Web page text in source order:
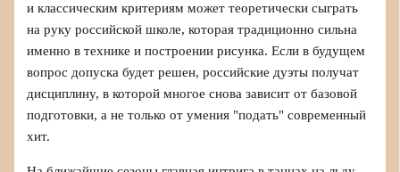
и классическим критериям может теоретически сыграть
на руку российской школе, которая традиционно сильна
именно в технике и построении рисунка. Если в будущем
вопрос допуска будет решен, российские дуэты получат
дисциплину, в которой многое снова зависит от базовой
подготовки, а не только от умения "подать" современный
хит.